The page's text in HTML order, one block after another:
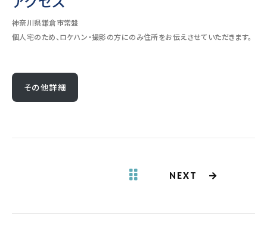
神奈川県鎌倉市常盤
個人宅のため、ロケハン・撮影の方にのみ住所をお伝えさせていただきます。
その他詳細
NEXT